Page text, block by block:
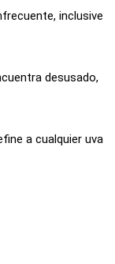
inclusive
desusado,
a cualquier uva